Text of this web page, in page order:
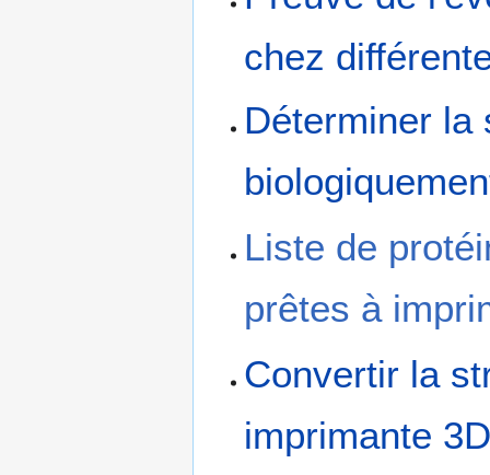
chez
Déterminer la
Liste de
prêtes à
Convertir la
imprimante